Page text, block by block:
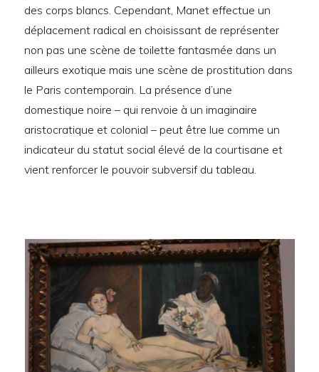
des corps blancs. Cependant, Manet effectue un
déplacement radical en choisissant de représenter
non pas une scène de toilette fantasmée dans un
ailleurs exotique mais une scène de prostitution dans
le Paris contemporain. La présence d’une
domestique noire – qui renvoie à un imaginaire
aristocratique et colonial – peut être lue comme un
indicateur du statut social élevé de la courtisane et
vient renforcer le pouvoir subversif du tableau.